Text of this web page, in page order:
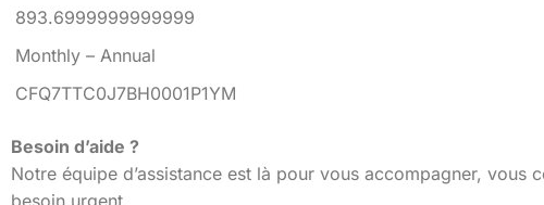
893.6999999999999
Monthly – Annual
CFQ7TTC0J7BH0001P1YM
Besoin d’aide ?
Notre équipe d’assistance est là pour vous accompagner,
besoin urgent.